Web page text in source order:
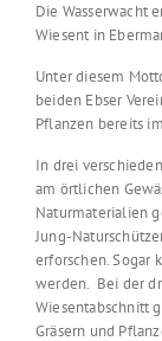
Die Wasserwacht
Wiesent in
Unter diesem
beiden Ebser
Pflanzen bereits
In drei
am örtlichen
Naturmaterialien
Jung-
erforschen. Sogar
werden. Bei der
Wiesentabschnitt
Gräsern und